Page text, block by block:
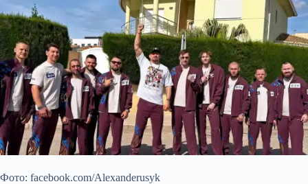
Фото: facebook.com/Alexanderusyk